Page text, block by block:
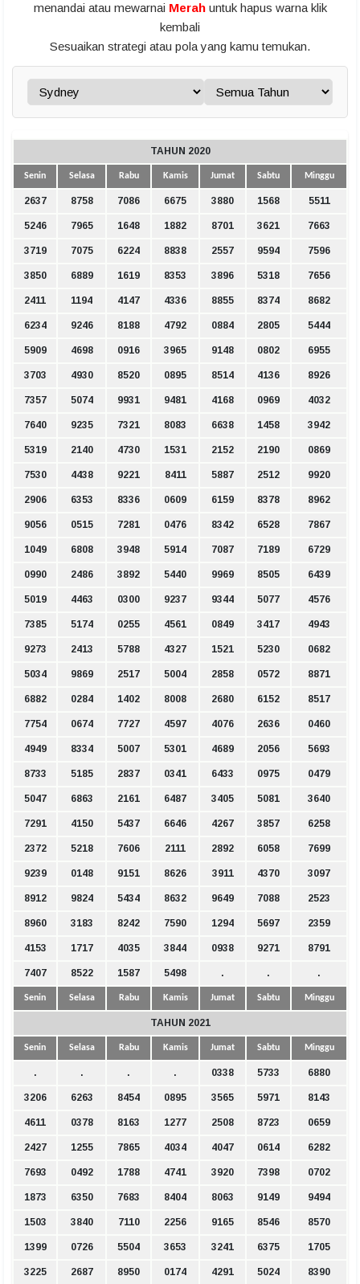
menandai atau mewarnai Merahuntuk hapus warna klik
kembali
Sesuaikan strategi atau pola yang kamu temukan.
TAHUN 2020
Senin Selasa Rabu Kamis Jumat Sabtu Minggu
2637 8758 7086 6675 3880 1568 5511
5246 7965 1648 1882 8701 3621 7663
3719 7075 6224 8838 2557 9594 7596
3850 6889 1619 8353 3896 5318 7656
2411 1194 4147 4336 8855 8374 8682
6234 9246 8188 4792 0884 2805 5444
5909 4698 0916 3965 9148 0802 6955
3703 4930 8520 0895 8514 4136 8926
7357 5074 9931 9481 4168 0969 4032
7640 9235 7321 8083 6638 1458 3942
5319 2140 4730 1531 2152 2190 0869
7530 4438 9221 8411 5887 2512 9920
2906 6353 8336 0609 6159 8378 8962
9056 0515 7281 0476 8342 6528 7867
1049 6808 3948 5914 7087 7189 6729
0990 2486 3892 5440 9969 8505 6439
5019 4463 0300 9237 9344 5077 4576
7385 5174 0255 4561 0849 3417 4943
9273 2413 5788 4327 1521 5230 0682
5034 9869 2517 5004 2858 0572 8871
6882 0284 1402 8008 2680 6152 8517
7754 0674 7727 4597 4076 2636 0460
4949 8334 5007 5301 4689 2056 5693
8733 5185 2837 0341 6433 0975 0479
5047 6863 2161 6487 3405 5081 3640
7291 4150 5437 6646 4267 3857 6258
2372 5218 7606 2111 2892 6058 7699
9239 0148 9151 8626 3911 4370 3097
8912 9824 5434 8632 9649 7088 2523
8960 3183 8242 7590 1294 5697 2359
4153 1717 4035 3844 0938 9271 8791
7407 8522 1587 5498 . . .
Senin Selasa Rabu Kamis Jumat Sabtu Minggu
TAHUN 2021
Senin Selasa Rabu Kamis Jumat Sabtu Minggu
. . . . 0338 5733 6880
3206 6263 8454 0895 3565 5971 8143
4611 0378 8163 1277 2508 8723 0659
2427 1255 7865 4034 4047 0614 6282
7693 0492 1788 4741 3920 7398 0702
1873 6350 7683 8404 8063 9149 9494
1503 3840 7110 2256 9165 8546 8570
1399 0726 5504 3653 3241 6375 1705
3225 2687 8950 0174 4291 5024 8390